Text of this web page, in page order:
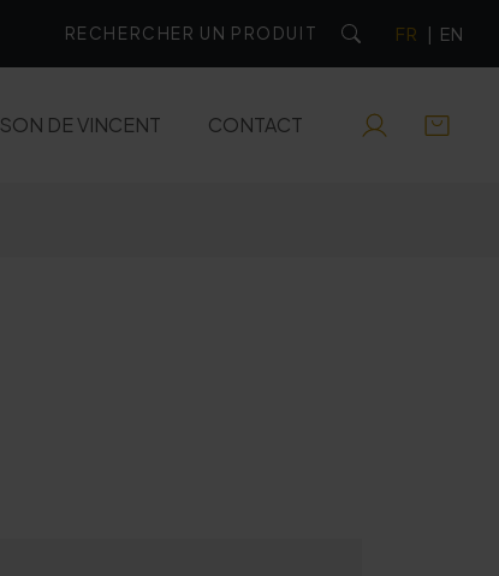
FR | EN
DE VINCENT CONTACT